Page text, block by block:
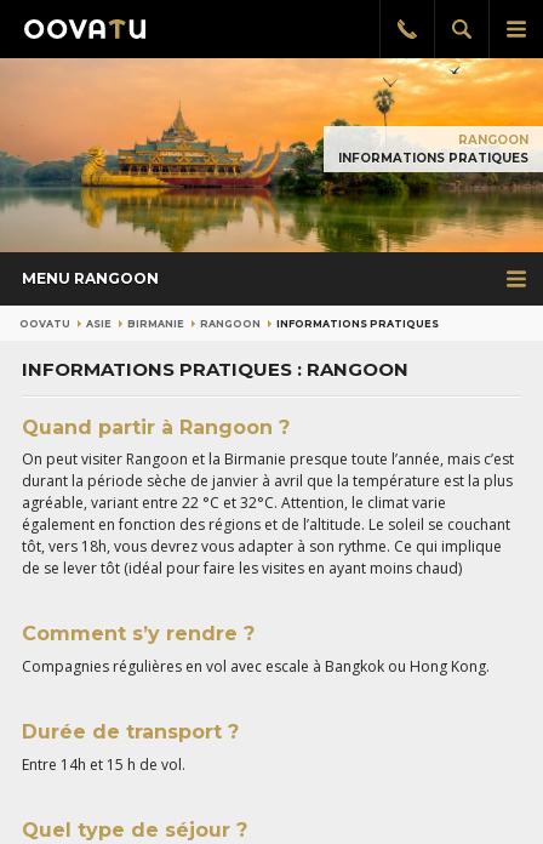
le
Afficher
la
Rappel
gratuit
RANGOON
INFORMATIONS PRATIQUES
MENU RANGOON
OOVATU ASIE BIRMANIE RANGOON INFORMATIONS PRATIQUES
INFORMATIONS PRATIQUES : RANGOON
Quand partir à Rangoon ?
On peut visiter Rangoon et la Birmanie presque toute l’année, mais c’est
durant la période sèche de janvier à avril que la température est la plus
agréable, variant entre 22 °C et 32°C. Attention, le climat varie
également en fonction des régions et de l’altitude. Le soleil se couchant
tôt, vers 18h, vous devrez vous adapter à son rythme. Ce qui implique
de se lever tôt (idéal pour faire les visites en ayant moins chaud)
Comment s’y rendre ?
Compagnies régulières en vol avec escale à Bangkok ou Hong Kong.
Durée de transport ?
Entre 14h et 15 h de vol.
Quel type de séjour ?